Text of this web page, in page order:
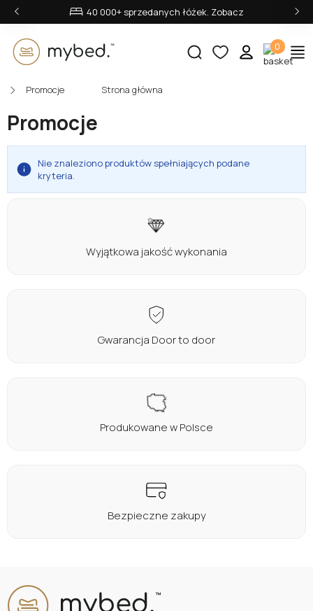
40 000+ sprzedanych łóżek. Zobacz
‹ ›
0
Promocje Strona główna
Hasło:
lub zaloguj się przez:
Promocje
Nie znaleziono produktów spełniających podane
kryteria.
Wyjątkowa jakość wykonania
Gwarancja Door to door
Produkowane w Polsce
Bezpieczne zakupy